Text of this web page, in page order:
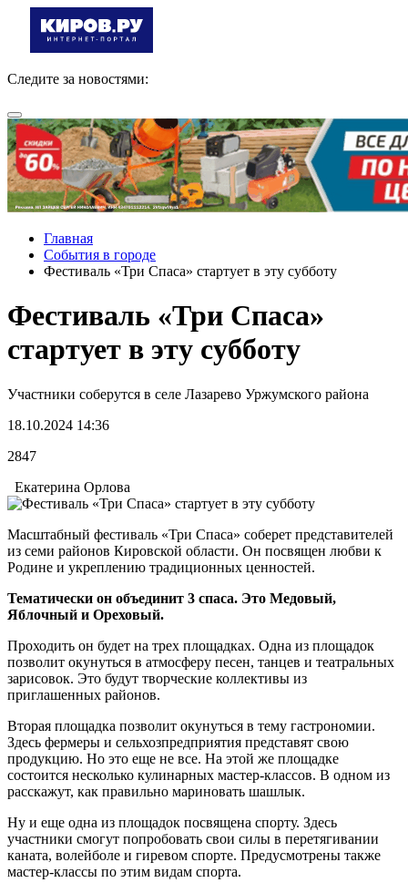
Следите за новостями:
Главная
События в городе
Фестиваль «Три Спаса» стартует в эту субботу
Фестиваль «Три Спаса»
стартует в эту субботу
Участники соберутся в селе Лазарево Уржумского района
18.10.2024 14:36
2847
Екатерина Орлова
Масштабный фестиваль «Три Спаса» соберет представителей
из семи районов Кировской области. Он посвящен любви к
Родине и укреплению традиционных ценностей.
Тематически он объединит 3 спаса. Это Медовый,
Яблочный и Ореховый.
Проходить он будет на трех площадках. Одна из площадок
позволит окунуться в атмосферу песен, танцев и театральных
зарисовок. Это будут творческие коллективы из
приглашенных районов.
Вторая площадка позволит окунуться в тему гастрономии.
Здесь фермеры и сельхозпредприятия представят свою
продукцию. Но это еще не все. На этой же площадке
состоится несколько кулинарных мастер-классов. В одном из
расскажут, как правильно мариновать шашлык.
Ну и еще одна из площадок посвящена спорту. Здесь
участники смогут попробовать свои силы в перетягивании
каната, волейболе и гиревом спорте. Предусмотрены также
мастер-классы по этим видам спорта.